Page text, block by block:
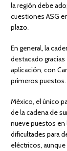
la región debe
cuestiones ASG
plazo.
En general, la
destacado
aplicación, con
primeros puestos.
México, el único
de la cadena de
nueve puestos en
dificultades para
eléctricos,